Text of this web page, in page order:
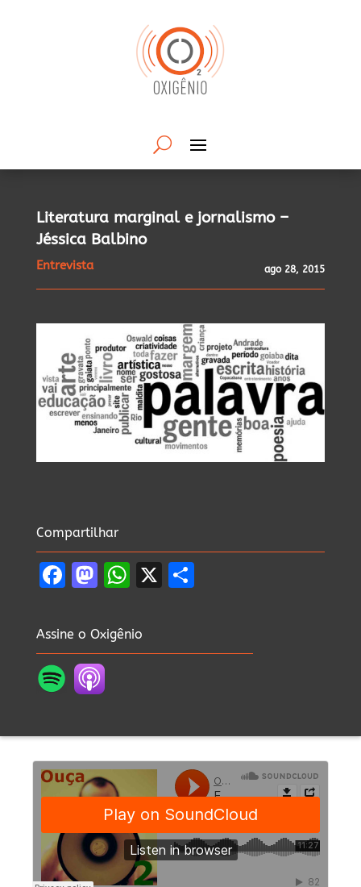
Literatura marginal e jornalismo –
Jéssica Balbino
Entrevista ago 28, 2015
Compartilhar
Facebook
Mastodon
WhatsApp
X Share
Assine o Oxigênio